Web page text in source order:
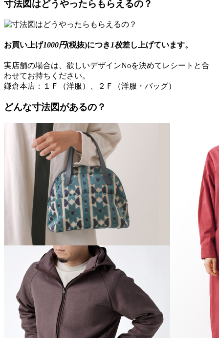
寸法図はどうやったらもらえるの？
お買い上げ1000円(税抜)につき 1枚差し上げています。
実店舗の場合は、欲しいデザインNoを決めてレシートと合
わせてお持ちください。
鎌倉本店：１Ｆ（洋服）、２Ｆ（洋服・バッグ）
どんな寸法図があるの？